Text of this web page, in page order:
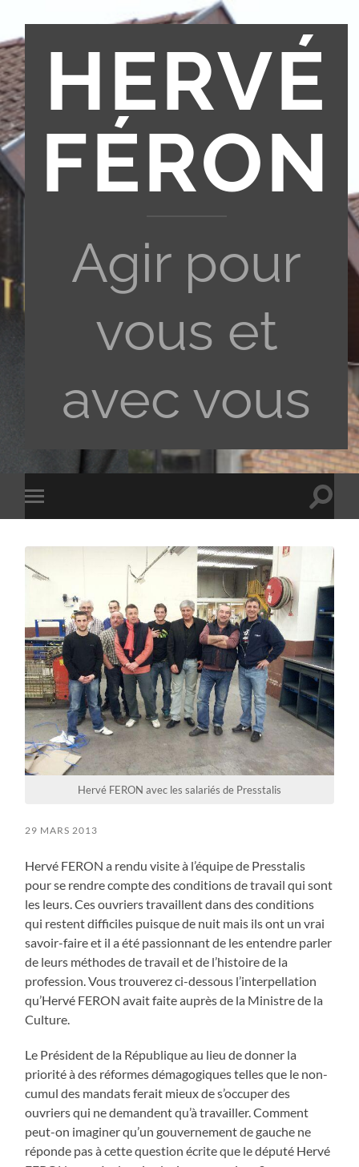
HERVÉ
FÉRON
Agir pour
vous et
avec vous
Toggle
mobile
Toggle
Hervé FERON avec les salariés de Presstalis
29 MARS 2013
Hervé FERON a rendu visite à l’équipe de Presstalis
pour se rendre compte des conditions de travail qui sont
les leurs. Ces ouvriers travaillent dans des conditions
qui restent difficiles puisque de nuit mais ils ont un vrai
savoir-faire et il a été passionnant de les entendre parler
de leurs méthodes de travail et de l’histoire de la
profession. Vous trouverez ci-dessous l’interpellation
qu’Hervé FERON avait faite auprès de la Ministre de la
Culture.
Le Président de la République au lieu de donner la
priorité à des réformes démagogiques telles que le non-
cumul des mandats ferait mieux de s’occuper des
ouvriers qui ne demandent qu’à travailler. Comment
peut-on imaginer qu’un gouvernement de gauche ne
réponde pas à cette question écrite que le député Hervé